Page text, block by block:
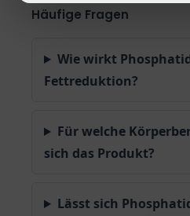
Häufige Fragen
Wie wirkt
Fettreduktion?
Für welche
sich das Produkt?
Lässt sich